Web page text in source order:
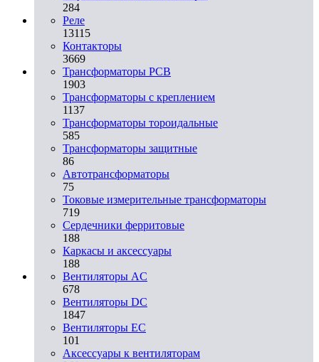
284
Реле
13115
Контакторы
3669
Трансформаторы PCB
1903
Трансформаторы с креплением
1137
Трансформаторы тороидальные
585
Трансформаторы защитные
86
Автотрансформаторы
75
Токовые измерительные трансформаторы
719
Сердечники ферритовые
188
Каркасы и аксессуары
188
Вентиляторы AC
678
Вентиляторы DC
1847
Вентиляторы EC
101
Аксессуары к вентиляторам